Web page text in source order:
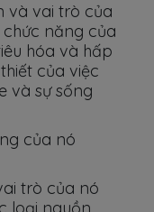
và vai trò của
năng của
hóa và hấp
của việc
và sự sống
của nó
trò của nó